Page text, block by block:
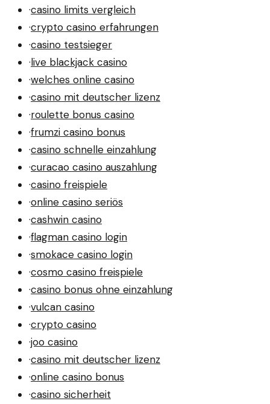
·casino limits vergleich
·crypto casino erfahrungen
·casino testsieger
·live blackjack casino
·welches online casino
·casino mit deutscher lizenz
·roulette bonus casino
·frumzi casino bonus
·casino schnelle einzahlung
·curacao casino auszahlung
·casino freispiele
·online casino seriös
·cashwin casino
·flagman casino login
·smokace casino login
·cosmo casino freispiele
·casino bonus ohne einzahlung
·vulcan casino
·crypto casino
·joo casino
·casino mit deutscher lizenz
·online casino bonus
·casino sicherheit